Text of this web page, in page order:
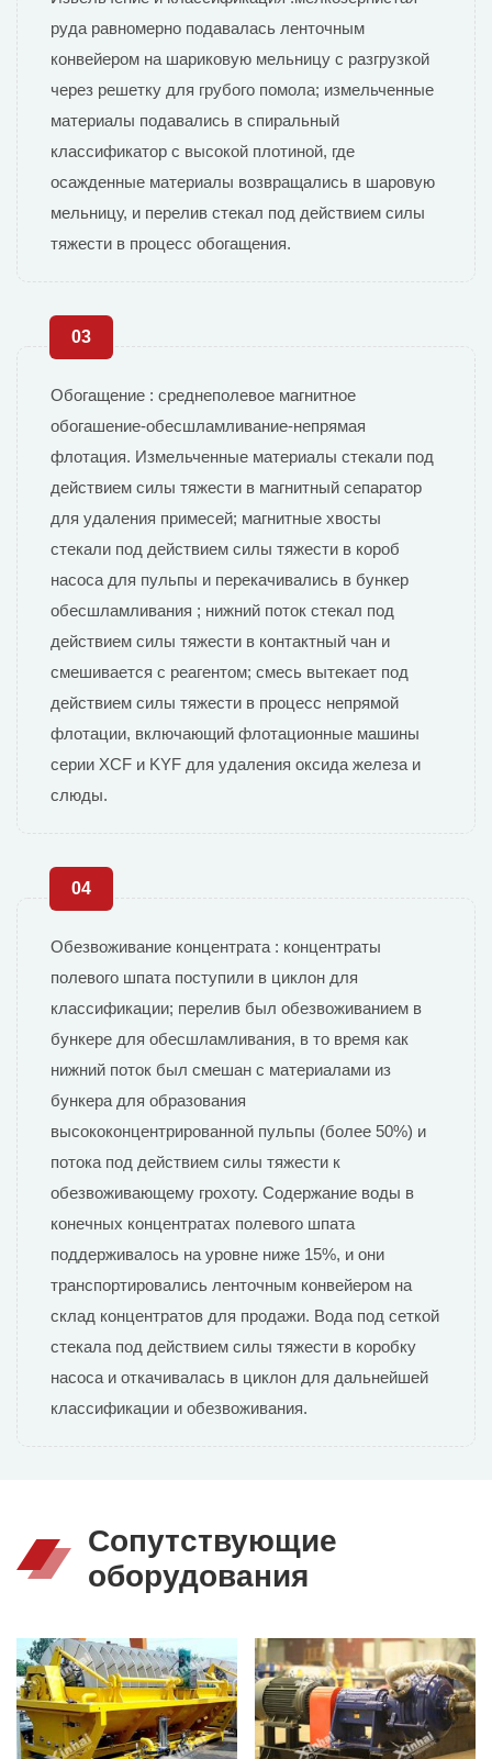
руда равномерно подавалась ленточным
конвейером на шариковую мельницу с разгрузкой
через решетку для грубого помола; измельченные
материалы подавались в спиральный
классификатор с высокой плотиной, где
осажденные материалы возвращались в шаровую
мельницу, и перелив стекал под действием силы
тяжести в процесс обогащения.
03
Обогащение : среднеполевое магнитное
обогашение-обесшламливание-непрямая
флотация. Измельченные материалы стекали под
действием силы тяжести в магнитный сепаратор
для удаления примесей; магнитные хвосты
стекали под действием силы тяжести в короб
насоса для пульпы и перекачивались в бункер
обесшламливания ; нижний поток стекал под
действием силы тяжести в контактный чан и
смешивается с реагентом; смесь вытекает под
действием силы тяжести в процесс непрямой
флотации, включающий флотационные машины
серии XCF и KYF для удаления оксида железа и
слюды.
04
Обезвоживание концентрата : концентраты
полевого шпата поступили в циклон для
классификации; перелив был обезвоживанием в
бункере для обесшламливания, в то время как
нижний поток был смешан с материалами из
бункера для образования
высококонцентрированной пульпы (более 50%) и
потока под действием силы тяжести к
обезвоживающему грохоту. Содержание воды в
конечных концентратах полевого шпата
поддерживалось на уровне ниже 15%, и они
транспортировались ленточным конвейером на
склад концентратов для продажи. Вода под сеткой
стекала под действием силы тяжести в коробку
насоса и откачивалась в циклон для дальнейшей
классификации и обезвоживания.
Сопутствующие
оборудования